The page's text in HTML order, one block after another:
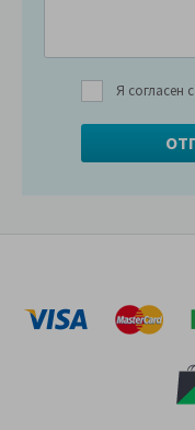
Я согласен с